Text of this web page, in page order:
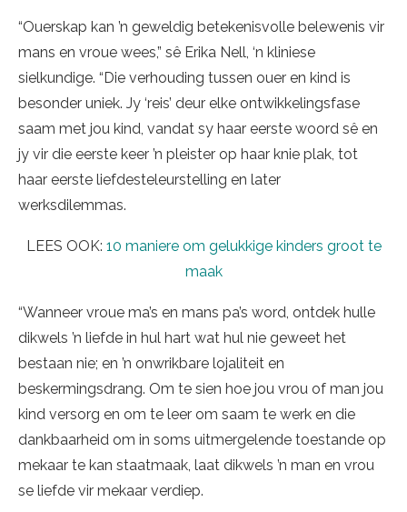
“Ouerskap kan ’n geweldig betekenisvolle belewenis vir
mans en vroue wees,” sê Erika Nell, ‘n kliniese
sielkundige. “Die verhouding tussen ouer en kind is
besonder uniek. Jy ‘reis’ deur elke ontwikkelingsfase
saam met jou kind, vandat sy haar eerste woord sê en
jy vir die eerste keer ’n pleister op haar knie plak, tot
haar eerste liefdesteleurstelling en later
werksdilemmas.
LEES OOK: 10 maniere om gelukkige kinders groot te
maak
“Wanneer vroue ma’s en mans pa’s word, ontdek hulle
dikwels ’n liefde in hul hart wat hul nie geweet het
bestaan nie; en ’n onwrikbare lojaliteit en
beskermingsdrang. Om te sien hoe jou vrou of man jou
kind versorg en om te leer om saam te werk en die
dankbaarheid om in soms uitmergelende toestande op
mekaar te kan staatmaak, laat dikwels ’n man en vrou
se liefde vir mekaar verdiep.